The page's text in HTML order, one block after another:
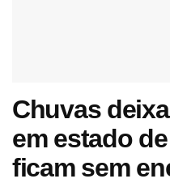
Chuvas
em estado
ficam sem